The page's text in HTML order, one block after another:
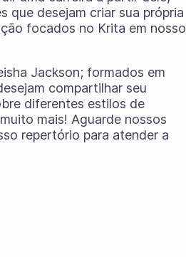
que desejam criar sua própria
focados no Krita em nosso
Jackson; formados em
compartilhar seu
diferentes estilos de
mais! Aguarde nossos
repertório para atender a